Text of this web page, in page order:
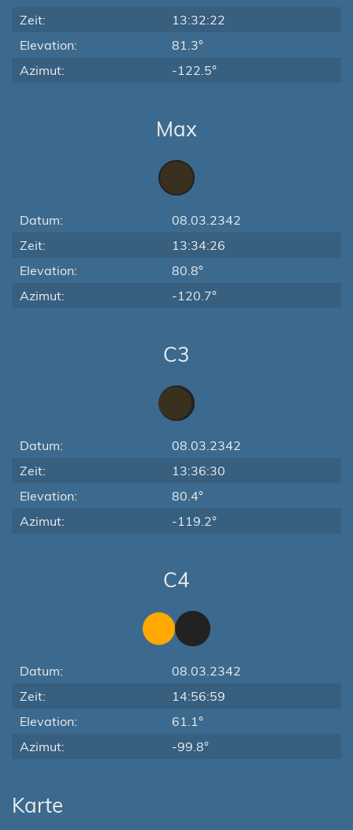
Zeit:
13:32:22
Elevation:
81.3°
Azimut:
-122.5°
Max
Datum:
08.03.2342
Zeit:
13:34:26
Elevation:
80.8°
Azimut:
-120.7°
C3
Datum:
08.03.2342
Zeit:
13:36:30
Elevation:
80.4°
Azimut:
-119.2°
C4
Datum:
08.03.2342
Zeit:
14:56:59
Elevation:
61.1°
Azimut:
-99.8°
Karte